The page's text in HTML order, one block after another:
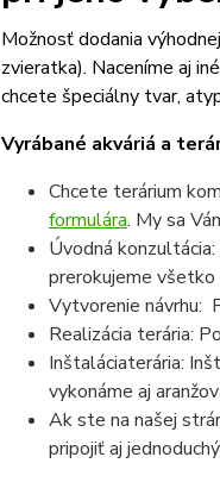
Možnosť dodania
zvieratka). Naceníme aj
chcete špeciálny tvar,
Vyrábané akváriá a
Chcete terárium
formulára. My sa
Úvodná
prerokujeme
Vytvorenie návrhu:
Realizácia terária:
Inštaláciaterária:
vykonáme aj
Ak ste na našej
pripojiť aj